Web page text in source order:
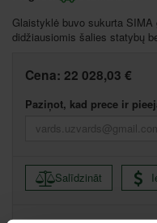
Glaistyklė buvo sukurta
didžiausiomis šalies statybų
Cena: 22 028,03 €
Paziņot, kad prece ir
Salīdzināt